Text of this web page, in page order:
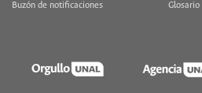
Buzón de notificaciones
Glosario